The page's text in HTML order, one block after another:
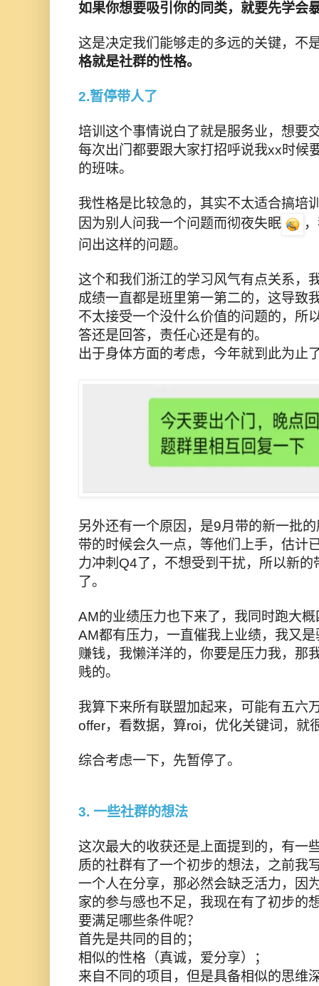
如果你想要吸引你的同类，就要先学会
这是决定我们能够走的多远的关键，不
格就是社群的性格。
2.暂停带人了
培训这个事情说白了就是服务业，想要
每次出门都要跟大家打招呼说我xx时候
的班味。
我性格是比较急的，其实不太适合搞培
因为别人问我一个问题而彻夜失眠
问出这样的问题。
这个和我们浙江的学习风气有点关系，
成绩一直都是班里第一第二的，这导致
不太接受一个没什么价值的问题的，所
答还是回答，责任心还是有的。
出于身体方面的考虑，今年就到此为止
另外还有一个原因，是9月带的新一批
带的时候会久一点，等他们上手，估计
力冲刺Q4了，不想受到干扰，所以新
了。
AM的业绩压力也下来了，我同时跑大
AM都有压力，一直催我上业绩，我又
赚钱，我懒洋洋的，你要是压力我，那
贱的。
我算下来所有联盟加起来，可能有五六
offer，看数据，算roi，优化关键词，就
综合考虑一下，先暂停了。
3. 一些社群的想法
这次最大的收获还是上面提到的，有一
质的社群有了一个初步的想法，之前我
一个人在分享，那必然会缺乏活力，因
家的参与感也不足，我现在有了初步的
要满足哪些条件呢？
首先是共同的目的；
相似的性格（真诚，爱分享）；
来自不同的项目，但是具备相似的思维